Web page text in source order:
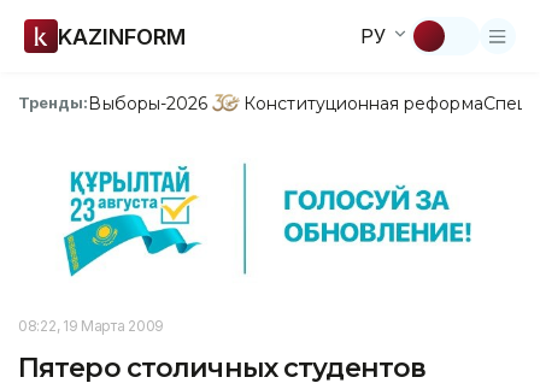
KAZINFORM РУ
Тренды:Выборы-2026 Конституционная реформа
08:22, 19 Марта 2009
Пятеро столичных студентов